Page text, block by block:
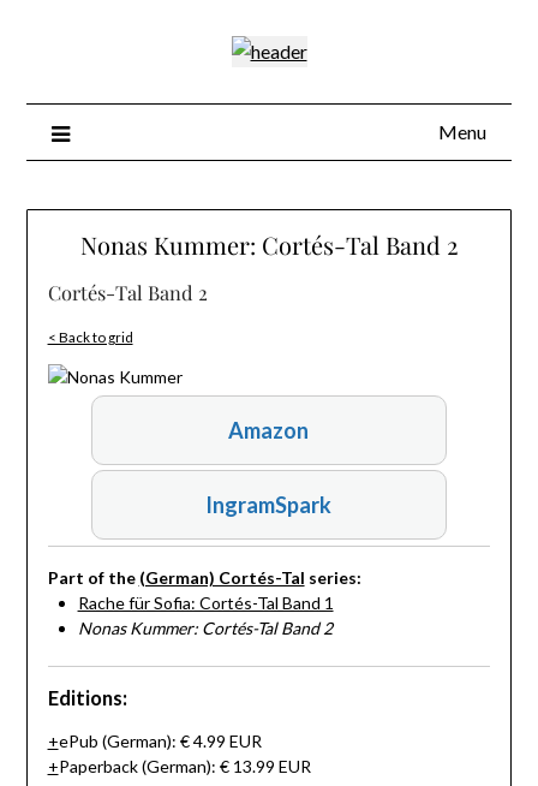
Menu
Nonas Kummer: Cortés-Tal Band 2
Cortés-Tal Band 2
< Back to grid
Amazon
IngramSpark
Part of the (German) Cortés-Tal series:
Rache für Sofia: Cortés-Tal Band 1
Nonas Kummer: Cortés-Tal Band 2
Editions:
ePub (German): € 4.99 EUR
Paperback (German): € 13.99 EUR